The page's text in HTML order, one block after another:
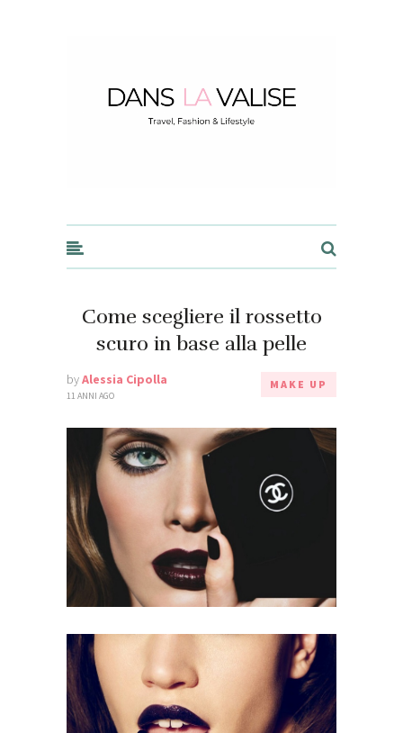
Come scegliere il rossetto
scuro in base alla pelle
byAlessia Cipolla
11 ANNI AGO
MAKE UP